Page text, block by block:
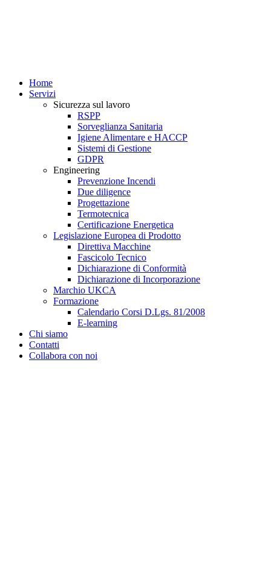
Home
Servizi
Sicurezza sul lavoro
RSPP
Sorveglianza Sanitaria
Igiene Alimentare e HACCP
Sistemi di Gestione
GDPR
Engineering
Prevenzione Incendi
Due diligence
Progettazione
Termotecnica
Certificazione Energetica
Legislazione Europea di Prodotto
Direttiva Macchine
Fascicolo Tecnico
Dichiarazione di Conformità
Dichiarazione di Incorporazione
Marchio UKCA
Formazione
Calendario Corsi D.Lgs. 81/2008
E-learning
Chi siamo
Contatti
Collabora con noi